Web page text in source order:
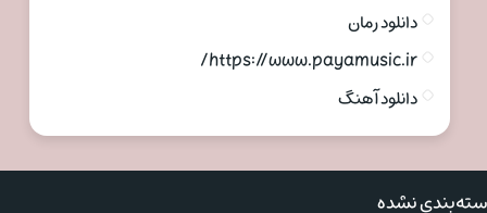
دانلود رمان
https://www.payamusic.ir/
دانلود آهنگ
نشده